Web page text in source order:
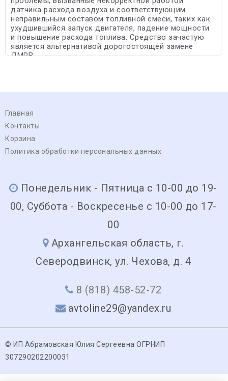
датчика расхода воздуха и соответствующим
неправильным составом топливной смеси, таких как
ухудшившийся запуск двигателя, падение мощности
и повышение расхода топлива. Средство зачастую
является альтернативой дорогостоящей замене
ДМРВ.
Главная
Контакты
Корзина
Политика обработки персональных данных
Понедельник - Пятница с 10-00 до 19-
00, Суббота - Воскресенье с 10-00 до 17-
00
Архангельская область, г.
Северодвинск, ул. Чехова, д. 4
8 (818) 458-52-72
avtoline29@yandex.ru
© ИП Абрамовская Юлия Сергеевна ОГРНИП
307290202200031